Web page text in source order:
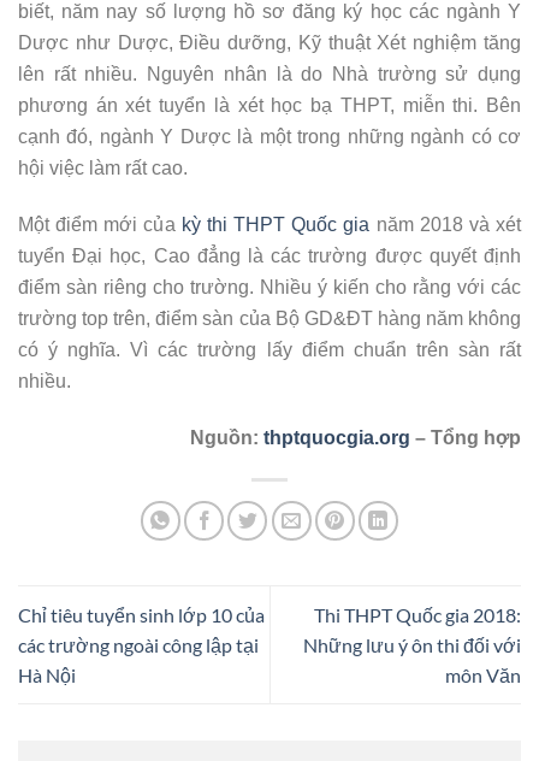
biết, năm nay số lượng hồ sơ đăng ký học các ngành Y
Dược như Dược, Điều dưỡng, Kỹ thuật Xét nghiệm tăng
lên rất nhiều. Nguyên nhân là do Nhà trường sử dụng
phương án xét tuyển là xét học bạ THPT, miễn thi. Bên
cạnh đó, ngành Y Dược là một trong những ngành có cơ
hội việc làm rất cao.
Một điểm mới của kỳ thi THPT Quốc gia năm 2018 và xét
tuyển Đại học, Cao đẳng là các trường được quyết định
điểm sàn riêng cho trường. Nhiều ý kiến cho rằng với các
trường top trên, điểm sàn của Bộ GD&ĐT hàng năm không
có ý nghĩa. Vì các trường lấy điểm chuẩn trên sàn rất
nhiều.
Nguồn: thptquocgia.org – Tổng hợp
Chỉ tiêu tuyển sinh lớp 10 của
các trường ngoài công lập tại
Hà Nội
Thi THPT Quốc gia 2018:
Những lưu ý ôn thi đối với
môn Văn